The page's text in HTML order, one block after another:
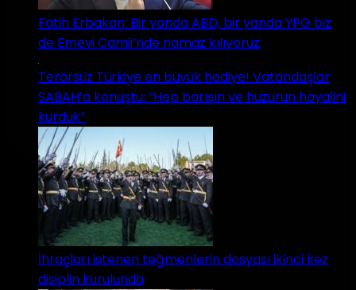
Fatih Erbakan: Bir yanda ABD, bir yanda YPG biz
de Emevi Camii’nde namaz kılıyoruz
Terörsüz Türkiye en büyük hediye! Vatandaşlar
SABAH’a konuştu: “Hep barışın ve huzurun hayalini
kurduk”
İhraçları istenen teğmenlerin dosyası ikinci kez
disiplin kurulunda